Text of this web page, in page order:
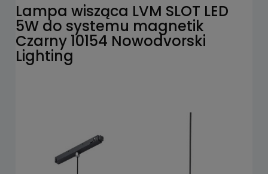
Lampa wisząca LVM SLOT LED
5W do systemu magnetik
Czarny 10154 Nowodvorski
Lighting